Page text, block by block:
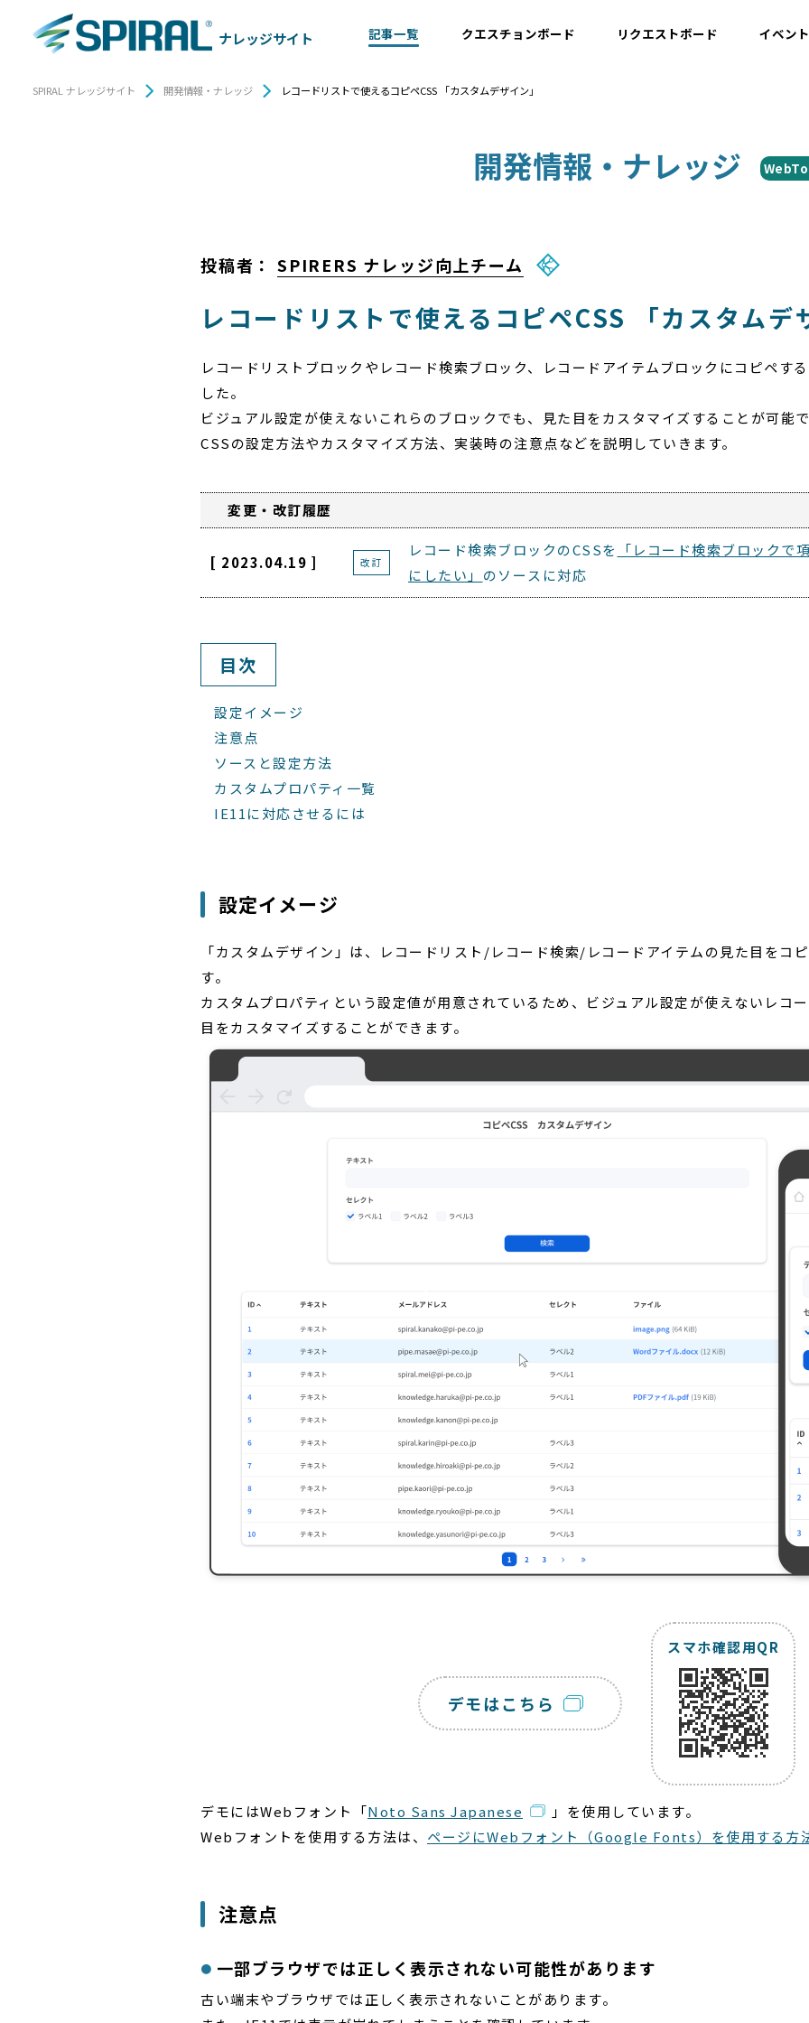
ナレッジサイト 記事一覧
運用情報
開発情報・ナレッジ
クエスチョンボード リクエストボード イベン
SPIRAL ナレッジサイト 開発情報・ナレッジ レコードリストで使えるコピペCSS 「カスタムデザイン」
開発情報・ナレッジ
投稿者： SPIRERS ナレッジ向上チーム
レコードリストで使えるコピペCSS 「カスタムデ
レコードリストブロックやレコード検索ブロック、レコードアイテムブロックにコピペす
した。
ビジュアル設定が使えないこれらのブロックでも、見た目をカスタマイズすることが可能
CSSの設定方法やカスタマイズ方法、実装時の注意点などを説明していきます。
変更・改訂履歴
[ 2023.04.19 ] 改訂
レコード検索ブロックのCSSを
「レコード検索ブロックで
にしたい」 のソースに対応
目次
設定イメージ
注意点
ソースと設定方法
カスタムプロパティ一覧
IE11に対応させるには
設定イメージ
「カスタムデザイン」は、レコードリスト/レコード検索/レコードアイテムの見た目をコ
す。
カスタムプロパティという設定値が用意されているため、ビジュアル設定が使えないレコ
目をカスタマイズすることができます。
デモはこちら
スマホ確認用QR
デモにはWebフォント「Noto Sans Japanese
」を使用しています。
Webフォントを使用する方法は、 ページにWebフォント（Google Fonts）を使用する方
注意点
一部ブラウザでは正しく表示されない可能性があります
古い端末やブラウザでは正しく表示されないことがあります。